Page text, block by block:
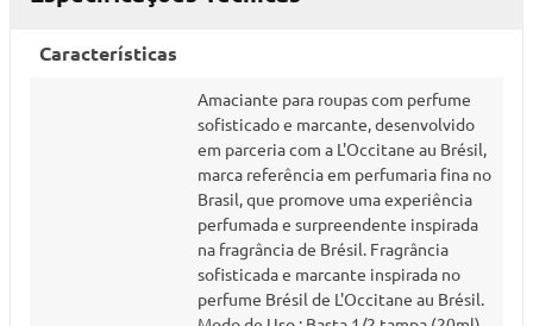
Características
Amaciante para roupas com perfume
sofisticado e marcante, desenvolvido
em parceria com a L'Occitane au Brésil,
marca referência em perfumaria fina no
Brasil, que promove uma experiência
perfumada e surpreendente inspirada
na fragrância de Brésil. Fragrância
sofisticada e marcante inspirada no
perfume Brésil de L'Occitane au Brésil.